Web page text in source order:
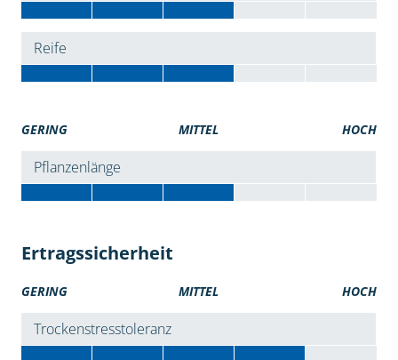
Reife
GERING MITTEL HOCH
Pflanzenlänge
Ertragssicherheit
GERING MITTEL HOCH
Trockenstresstoleranz